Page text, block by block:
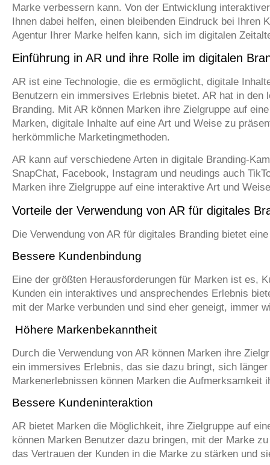
Marke verbessern kann. Von der Entwicklung
Ihnen dabei helfen, einen bleibenden Eindruck bei Ihren
Agentur Ihrer Marke helfen kann, sich im digitalen
Einführung in AR und ihre Rolle im digitalen
AR ist eine Technologie, die es ermöglicht, digitale
Benutzern ein immersives Erlebnis bietet. AR hat in
Branding. Mit AR können Marken ihre Zielgruppe auf
Marken, digitale Inhalte auf eine Art und Weise zu
herkömmliche Marketingmethoden.
AR kann auf verschiedene Arten in digitale Branding-
SnapChat, Facebook, Instagram und neudings auch
Marken ihre Zielgruppe auf eine interaktive Art und
Vorteile der Verwendung von AR für digitales
Die Verwendung von AR für digitales Branding bietet
Bessere Kundenbindung
Eine der größten Herausforderungen für Marken ist es,
Kunden ein interaktives und ansprechendes Erlebnis
mit der Marke verbunden und sind eher geneigt, immer
Höhere Markenbekanntheit
Durch die Verwendung von AR können Marken ihre
ein immersives Erlebnis, das sie dazu bringt, sich
Markenerlebnissen können Marken die
Bessere Kundeninteraktion
AR bietet Marken die Möglichkeit, ihre Zielgruppe auf
können Marken Benutzer dazu bringen, mit der Marke
das Vertrauen der Kunden in die Marke zu stärken und